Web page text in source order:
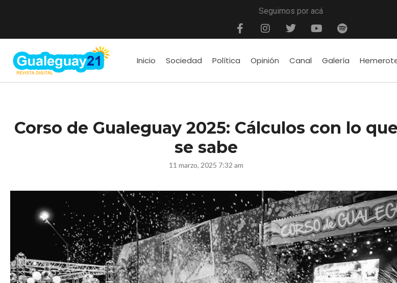
Seguimos por acá
Inicio Sociedad Política Opinión Canal Galería
Corso de Gualeguay 2025: Cálculos con lo que
se sabe
11 marzo, 2025 7:32 am